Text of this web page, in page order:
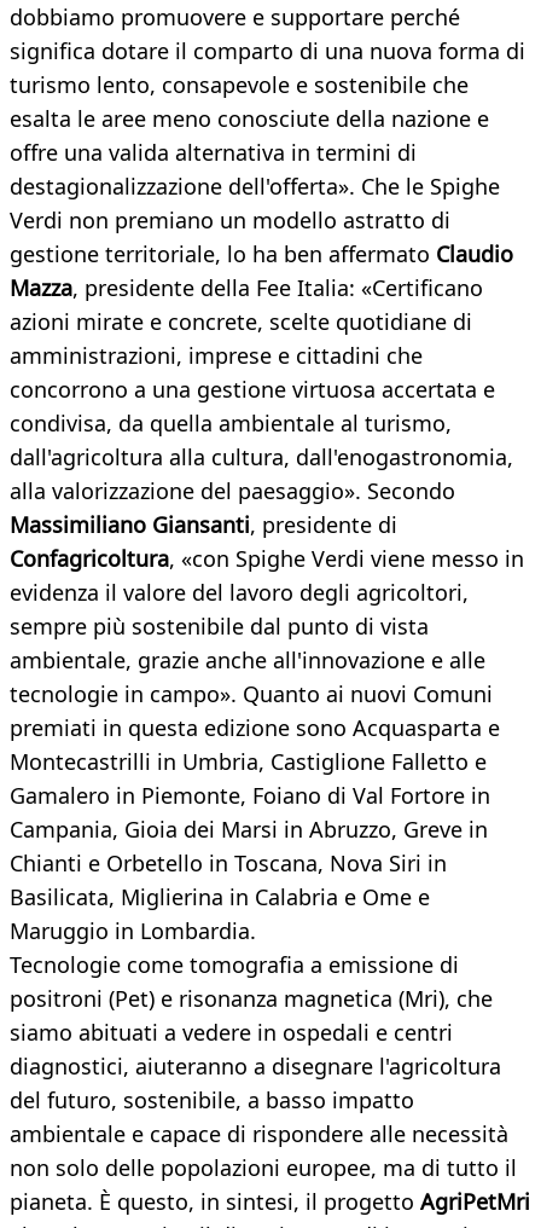
dobbiamo promuovere e supportare perché
significa dotare il comparto di una nuova forma di
turismo lento, consapevole e sostenibile che
esalta le aree meno conosciute della nazione e
offre una valida alternativa in termini di
destagionalizzazione dell'offerta». Che le Spighe
Verdi non premiano un modello astratto di
gestione territoriale, lo ha ben affermato Claudio
Mazza, presidente della Fee Italia: «Certificano
azioni mirate e concrete, scelte quotidiane di
amministrazioni, imprese e cittadini che
concorrono a una gestione virtuosa accertata e
condivisa, da quella ambientale al turismo,
dall'agricoltura alla cultura, dall'enogastronomia,
alla valorizzazione del paesaggio». Secondo
Massimiliano Giansanti, presidente di
Confagricoltura, «con Spighe Verdi viene messo in
evidenza il valore del lavoro degli agricoltori,
sempre più sostenibile dal punto di vista
ambientale, grazie anche all'innovazione e alle
tecnologie in campo». Quanto ai nuovi Comuni
premiati in questa edizione sono Acquasparta e
Montecastrilli in Umbria, Castiglione Falletto e
Gamalero in Piemonte, Foiano di Val Fortore in
Campania, Gioia dei Marsi in Abruzzo, Greve in
Chianti e Orbetello in Toscana, Nova Siri in
Basilicata, Miglierina in Calabria e Ome e
Maruggio in Lombardia.
Tecnologie come tomografia a emissione di
positroni (Pet) e risonanza magnetica (Mri), che
siamo abituati a vedere in ospedali e centri
diagnostici, aiuteranno a disegnare l'agricoltura
del futuro, sostenibile, a basso impatto
ambientale e capace di rispondere alle necessità
non solo delle popolazioni europee, ma di tutto il
pianeta. È questo, in sintesi, il progetto AgriPetMri